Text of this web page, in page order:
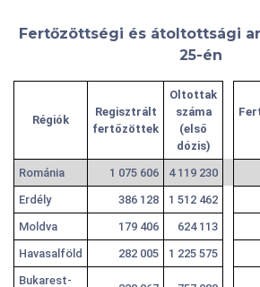
Fertőzöttségi és átoltottsági
25-én
Régiók
Regisztrált
fertőzöttek
Oltottak
száma
(első
dózis)
Románia 1 075 606 4 119 230
Erdély
386 128 1 512 462
Moldva
179 406 624 113
Havasalföld
282 005 1 225 575
Bukarest-